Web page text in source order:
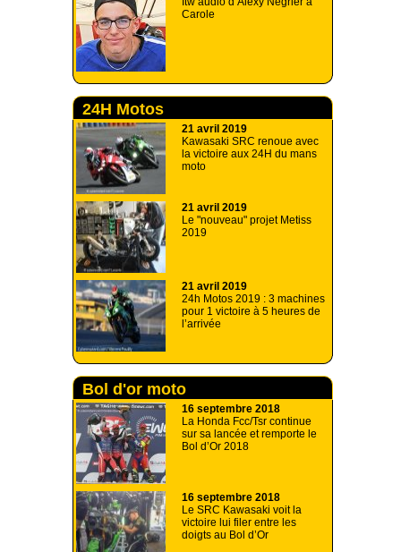
Carole
24H Motos
21 avril 2019
Kawasaki SRC renoue avec
la victoire aux 24H du mans
moto
21 avril 2019
Le "nouveau" projet Metiss
2019
21 avril 2019
24h Motos 2019 : 3 machines
pour 1 victoire à 5 heures de
l’arrivée
Bol d'or moto
16 septembre 2018
La Honda Fcc/Tsr continue
sur sa lancée et remporte le
Bol d’Or 2018
16 septembre 2018
Le SRC Kawasaki voit la
victoire lui filer entre les
doigts au Bol d’Or